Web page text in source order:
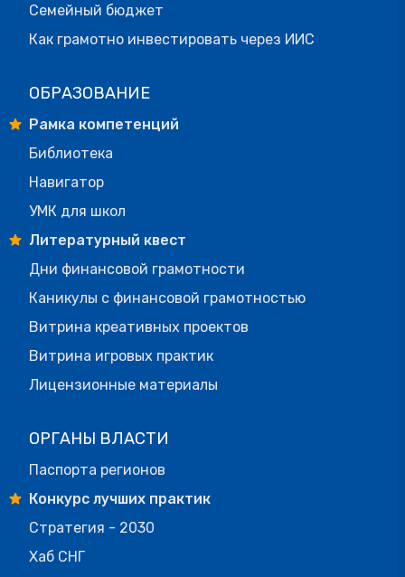
Семейный бюджет
Как грамотно инвестировать через ИИС
ОБРАЗОВАНИЕ
Рамка компетенций
Библиотека
Навигатор
УМК для школ
Литературный квест
Дни финансовой грамотности
Каникулы с финансовой грамотностью
Витрина креативных проектов
Витрина игровых практик
Лицензионные материалы
ОРГАНЫ ВЛАСТИ
Паспорта регионов
Конкурс лучших практик
Стратегия - 2030
Хаб СНГ